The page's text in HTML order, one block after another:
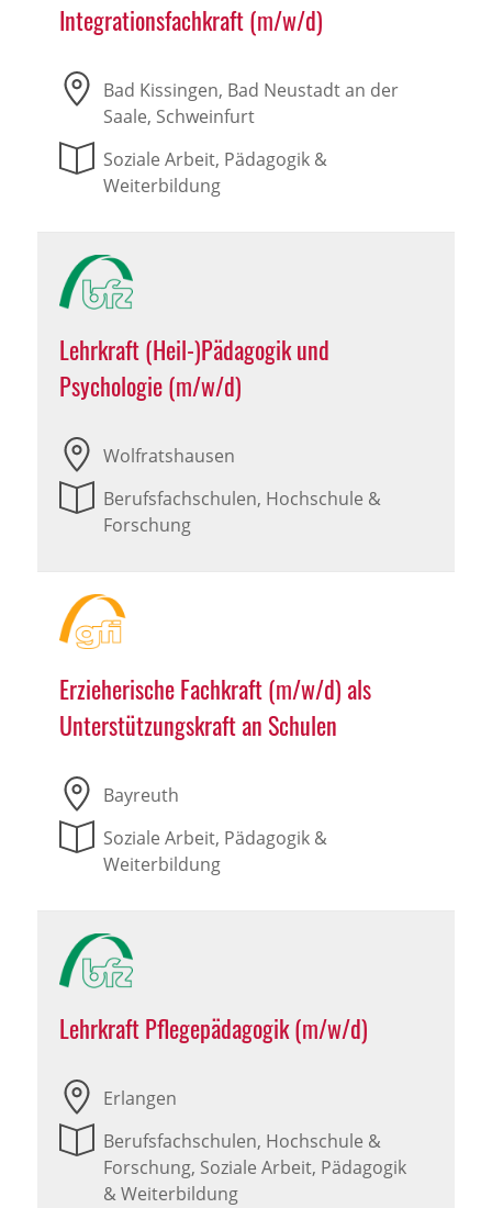
Integrationsfachkraft (m/w/d)
Bad Kissingen, Bad Neustadt an der
Saale, Schweinfurt
Soziale Arbeit, Pädagogik &
Weiterbildung
Lehrkraft (Heil-)Pädagogik und
Psychologie (m/w/d)
Wolfratshausen
Berufsfachschulen, Hochschule &
Forschung
Erzieherische Fachkraft (m/w/d) als
Unterstützungskraft an Schulen
Bayreuth
Soziale Arbeit, Pädagogik &
Weiterbildung
Lehrkraft Pflegepädagogik (m/w/d)
Erlangen
Berufsfachschulen, Hochschule &
Forschung, Soziale Arbeit, Pädagogik
& Weiterbildung